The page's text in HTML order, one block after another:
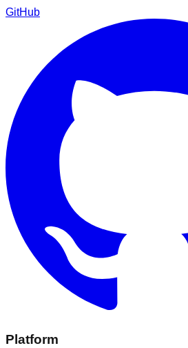
GitHub
Platform